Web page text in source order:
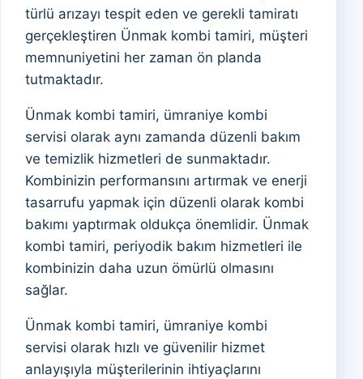
türlü arızayı tespit eden ve gerekli tamiratı
gerçekleştiren Ünmak kombi tamiri, müşteri
memnuniyetini her zaman ön planda
tutmaktadır.
Ünmak kombi tamiri, ümraniye kombi
servisi olarak aynı zamanda düzenli bakım
ve temizlik hizmetleri de sunmaktadır.
Kombinizin performansını artırmak ve enerji
tasarrufu yapmak için düzenli olarak kombi
bakımı yaptırmak oldukça önemlidir. Ünmak
kombi tamiri, periyodik bakım hizmetleri ile
kombinizin daha uzun ömürlü olmasını
sağlar.
Ünmak kombi tamiri, ümraniye kombi
servisi olarak hızlı ve güvenilir hizmet
anlayışıyla müşterilerinin ihtiyaçlarını